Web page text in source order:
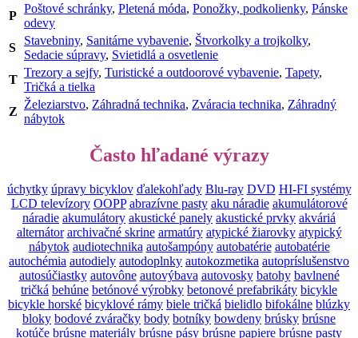
P
Poštové schránky, Pletená móda, Ponožky, podkolienky, Pánske
odevy
S
Stavebniny, Sanitárne vybavenie, Štvorkolky a trojkolky,
Sedacie súpravy, Svietidlá a osvetlenie
T
Trezory a sejfy, Turistické a outdoorové vybavenie, Tapety,
Tričká a tielka
Z
Železiarstvo, Záhradná technika, Zváracia technika, Záhradný
nábytok
Často hľadané výrazy
úchytky úpravy bicyklov ďalekohľady Blu-ray DVD HI-FI systémy
LCD televízory OOPP abrazívne pasty aku náradie akumulátorové
náradie akumulátory akustické panely akustické prvky akváriá
alternátor archivačné skrine armatúry atypické žiarovky atypický
nábytok audiotechnika autošampóny autobatérie autobatérie
autochémia autodiely autodoplnky autokozmetika autopríslušenstvo
autosúčiastky autovône autovýbava autovosky batohy bavlnené
tričká behúne betónové výrobky betonové prefabrikáty bicykle
bicykle horské bicyklové rámy biele tričká bielidlo bifokálne blúzky
bloky bodové zváračky body botníky bowdeny brúsky brúsne
kotúče brúsne materiály brúsne pásy brúsne papiere brúsne pasty